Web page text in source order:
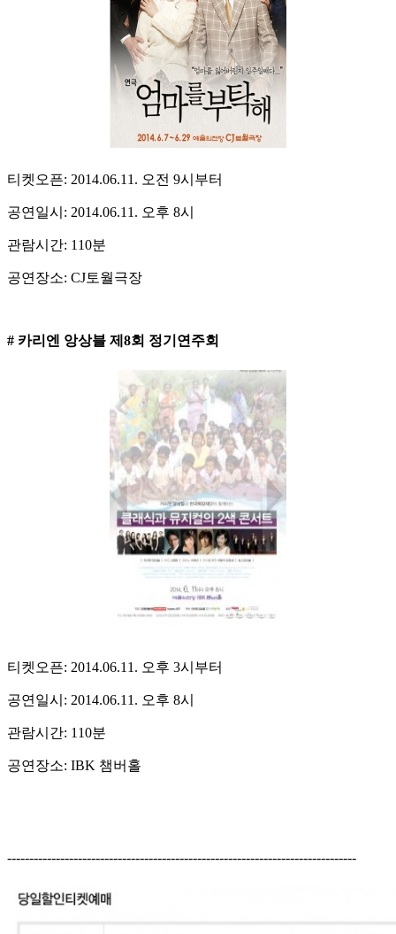
티켓오픈: 2014.06.11. 오전 9시부터
공연일시: 2014.06.11. 오후 8시
관람시간: 110분
공연장소: CJ토월극장
# 카리엔 앙상블 제8회 정기연주회
티켓오픈: 2014.06.11. 오후 3시부터
공연일시: 2014.06.11. 오후 8시
관람시간: 110분
공연장소: IBK 챔버홀
-------------------------------------------------------------------------------